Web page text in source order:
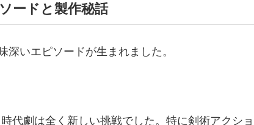
ードと製作秘話
深いエピソードが生まれました。
代劇は全く新しい挑戦でした。特に剣術アクシ